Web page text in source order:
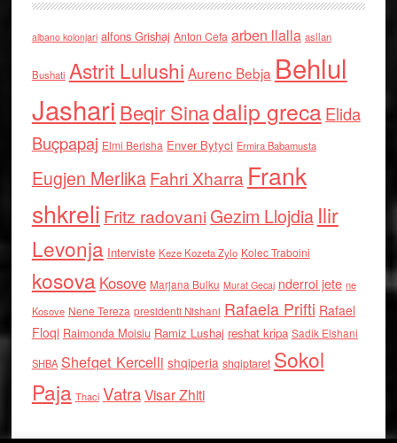
albano kolonjari alfons Grishaj Anton Cefa arben llalla asllan
Bushati Astrit Lulushi Aurenc Bebja Behlul
Jashari Beqir Sinadalip grecaElida
Buçpapaj Elmi Berisha Enver Bytyci Ermira Babamusta
Eugjen MerlikaFahri Xharra Frank
shkreli Fritz radovaniGezim Llojdia Ilir
Levonja Interviste Keze Kozeta Zylo Kolec Traboini
kosova Kosove Marjana Bulku Murat Gecaj nderroi jete ne
Kosove Nene Tereza presidenti Nishani Rafaela Prifti Rafael
Floqi Raimonda Moisiu Ramiz Lushaj reshat kripa Sadik Elshani
SHBA Shefqet Kercelli shqiperia shqiptaret Sokol
Paja Thaci VatraVisar Zhiti